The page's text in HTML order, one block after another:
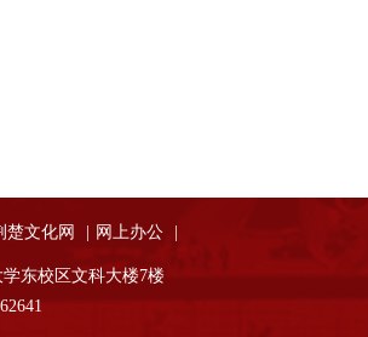
楚文化网 网上办公
东校区文科大楼7楼